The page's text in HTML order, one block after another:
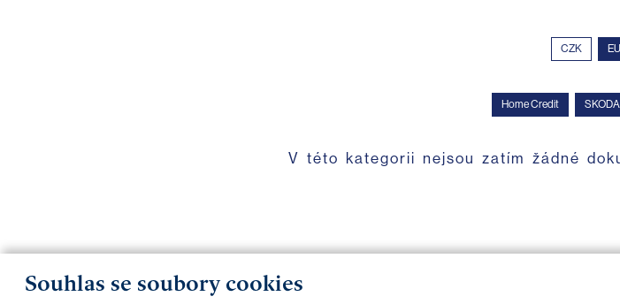
Souhlas se soubory cookies
CZK
Home Credit SKODA
V této kategorii nejsou zatím žádné